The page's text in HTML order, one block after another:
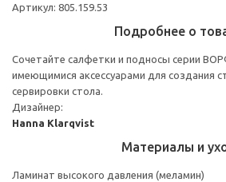
Артикул: 805.159.53
Подробнее о
Сочетайте салфетки и подносы серии
имеющимися аксессуарами для создания
сервировки стола.
Дизайнер:
Hanna Klarqvist
Материалы и
Ламинат высокого давления (меламин)